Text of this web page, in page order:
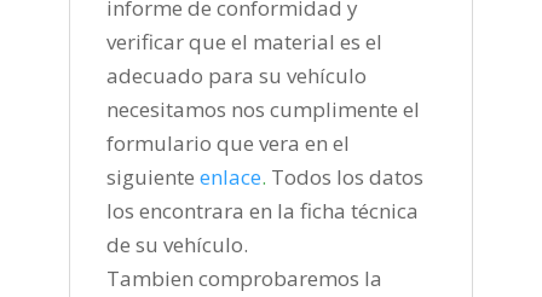
informe de conformidad y
verificar que el material es el
adecuado para su vehículo
necesitamos nos cumplimente el
formulario que vera en el
siguiente enlace. Todos los datos
los encontrara en la ficha técnica
de su vehículo.
Tambien comprobaremos la